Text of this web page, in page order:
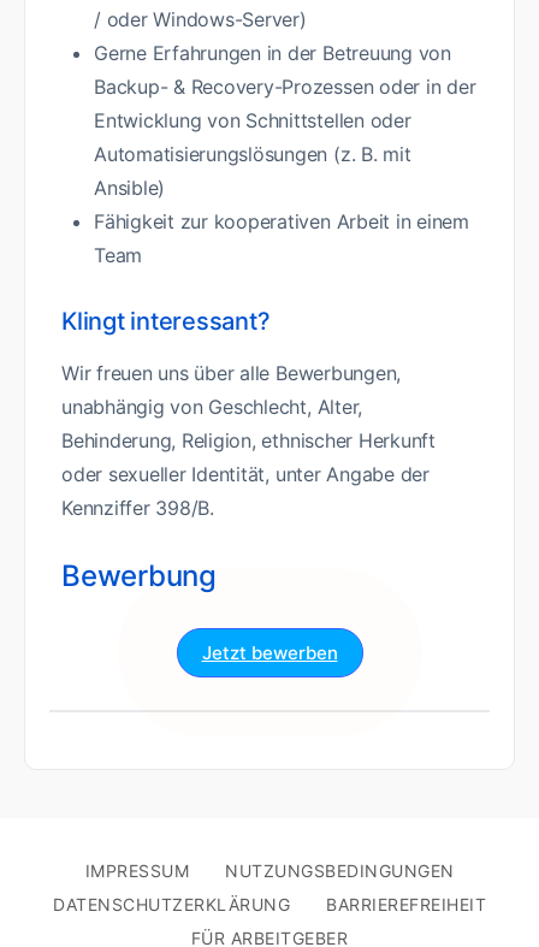
/ oder Windows-Server)
Gerne Erfahrungen in der Betreuung von
Backup- & Recovery-Prozessen oder in der
Entwicklung von Schnittstellen oder
Automatisierungslösungen (z. B. mit
Ansible)
Fähigkeit zur kooperativen Arbeit in einem
Team
Klingt interessant?
Wir freuen uns über alle Bewerbungen,
unabhängig von Geschlecht, Alter,
Behinderung, Religion, ethnischer Herkunft
oder sexueller Identität, unter Angabe der
Kennziffer 398/B.
Bewerbung
Jetzt bewerben
IMPRESSUM
NUTZUNGSBEDINGUNGEN
DATENSCHUTZERKLÄRUNG
BARRIEREFREIHEIT
FÜR ARBEITGEBER